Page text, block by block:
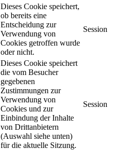
Dieses Cookie speichert,
ob bereits eine
Entscheidung zur
Verwendung von
Cookies getroffen wurde
oder nicht.
Session
Dieses Cookie speichert
die vom Besucher
gegebenen
Zustimmungen zur
Verwendung von
Cookies und zur
Einbindung der Inhalte
von Drittanbietern
(Auswahl siehe unten)
für die aktuelle Sitzung.
Session